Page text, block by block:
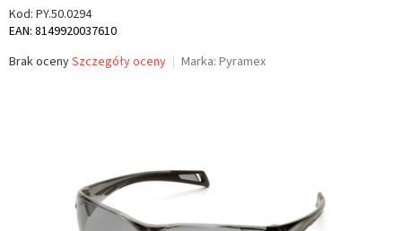
Kod: PY.50.0294
EAN: 8149920037610
Średnia
Brak ocenySzczegóły oceny Marka: Pyramex